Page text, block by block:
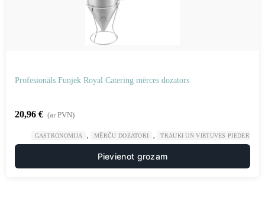
Profesionāls Funjek Royal Catering mērces dozators
20,96 € (ar PVN)
GASTRONOMIJA MĒRČU DOZATORI TRAUKI UN VIRTUVES PIEDERUMI
Pievienot grozam